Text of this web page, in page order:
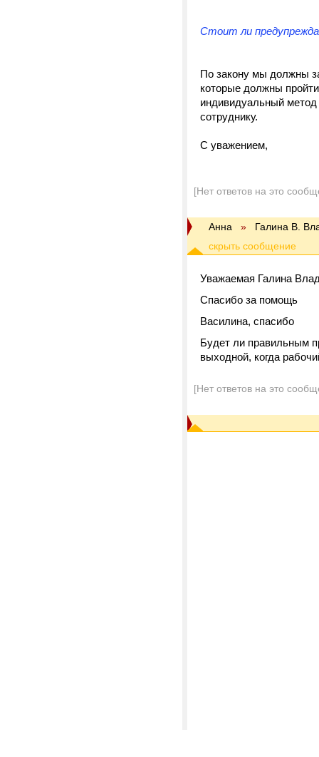
Стоит ли
По закону мы должны
которые должны
индивидуальный
сотруднику.
С уважением,
[Нет ответов на это
Анна » Галина В.
Уважаемая Галина
Спасибо за помощь
Василина, спасибо
Будет ли правильным
выходной, когда
[Нет ответов на это